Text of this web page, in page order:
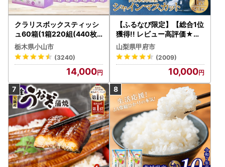
クラリスボックスティッシ
ュ60箱(1箱220組(440枚))
(5個入り×12セット)【配送
不可地域：離島・沖縄県】
【1256759】
栃木県小山市
(3240)
14,000
【ふるなび限定】【総合1位
獲得!! レビュー高評価★】
〈2026年度配送分〉山梨
県産 シャインマスカット 2
～3房（1.0kg以上）シャイ
ン フルーツ FN-Limited-S
P
山梨県甲府市
(2009)
10,000